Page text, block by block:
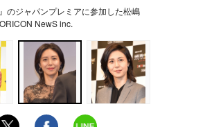
のジャパンプレミアに参加した松嶋
NewS inc.